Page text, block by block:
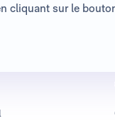
cliquant sur le